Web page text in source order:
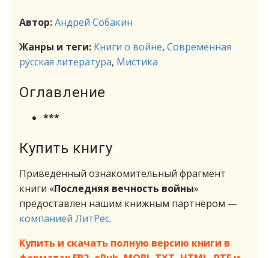
Автор:Андрей Собакин
Жанры и теги: Книги о войне, Современная
русская литература, Мистика
Оглавление
***
Купить книгу
Приведённый ознакомительный фрагмент
книги «Последняя вечность войны»
предоставлен нашим книжным партнёром —
компанией ЛитРес.
Купить и скачать полную версию книги в